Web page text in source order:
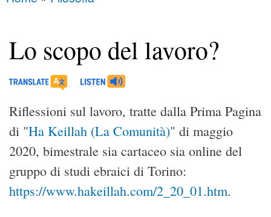
You are here
Lo scopo del lavoro?
Riflessioni sul lavoro, tratte dalla Prima Pagina
di "Ha Keillah (La Comunità)" di maggio
2020, bimestrale sia cartaceo sia online del
gruppo di studi ebraici di Torino:
https://www.hakeillah.com/2_20_01.htm.